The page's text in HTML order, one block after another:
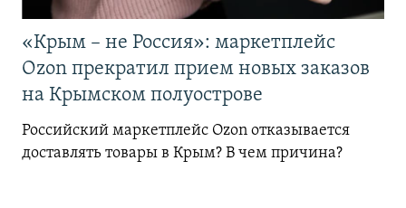
«Крым – не Россия»: маркетплейс
Ozon прекратил прием новых заказов
на Крымском полуострове
Российский маркетплейс Ozon отказывается
доставлять товары в Крым? В чем причина?